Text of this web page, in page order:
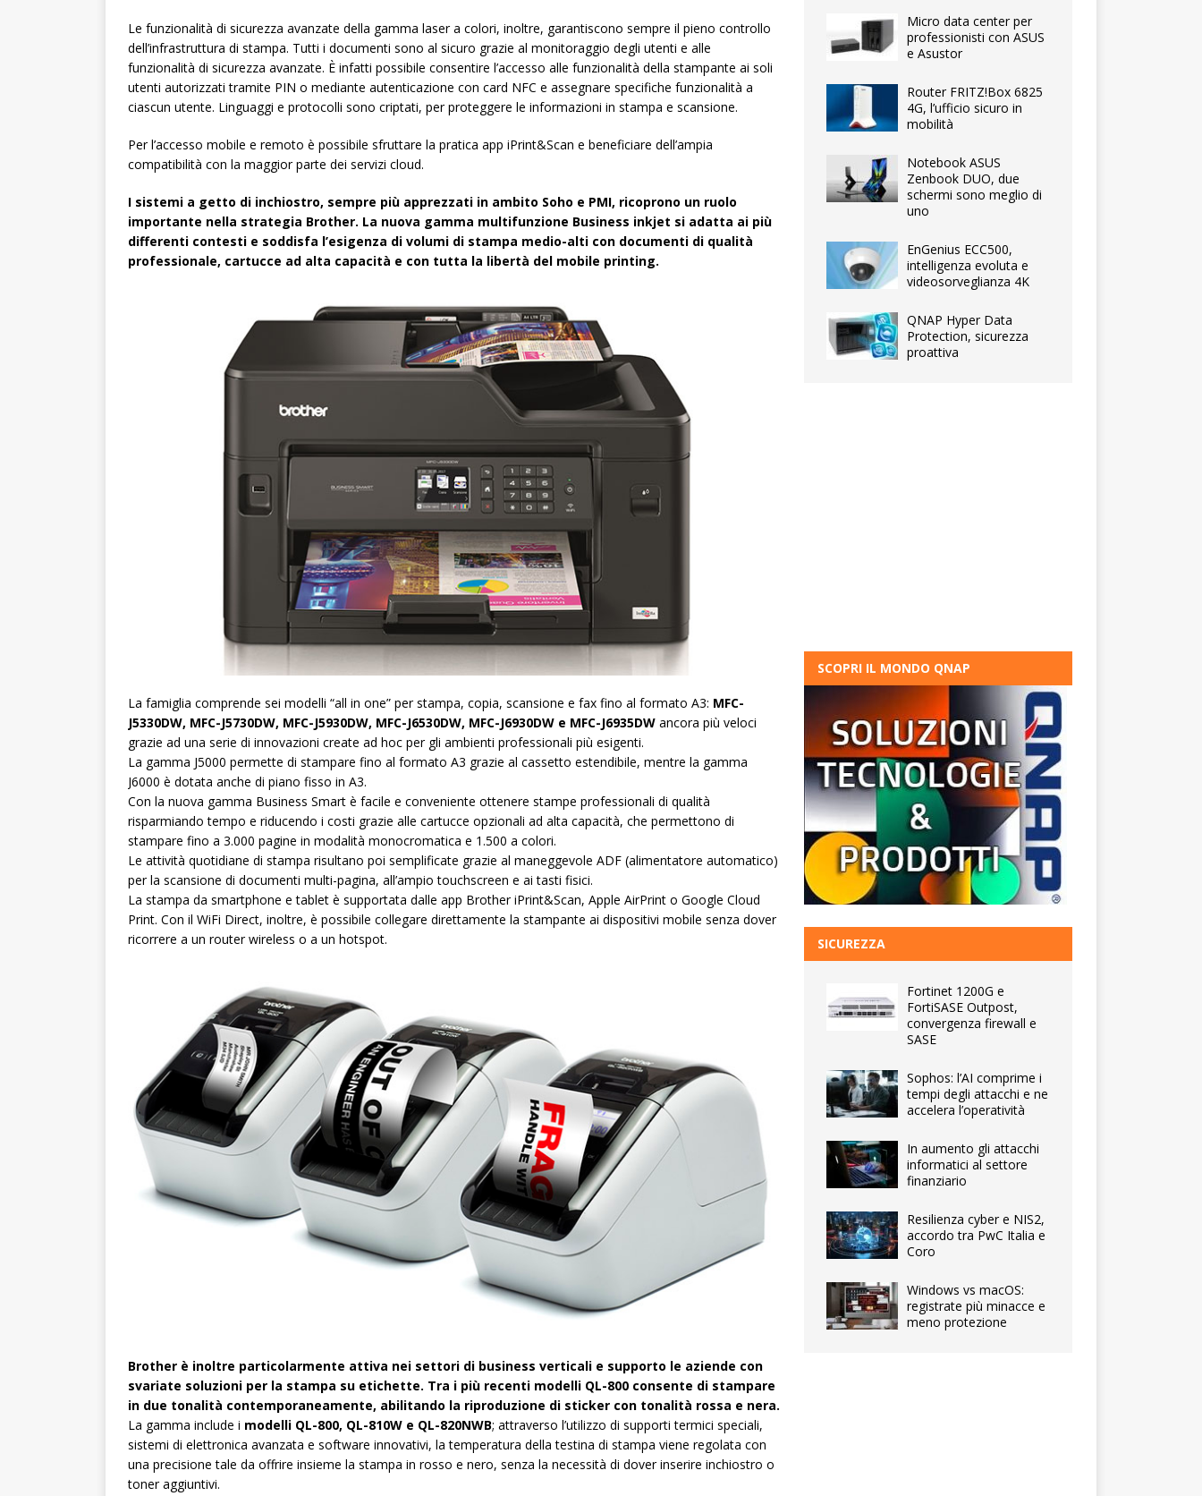
Le funzionalità di sicurezza avanzate della gamma laser a colori, inoltre, garantiscono sempre il pieno controllo
dell’infrastruttura di stampa. Tutti i documenti sono al sicuro grazie al monitoraggio degli utenti e alle
funzionalità di sicurezza avanzate. È infatti possibile consentire l’accesso alle funzionalità della stampante ai soli
utenti autorizzati tramite PIN o mediante autenticazione con card NFC e assegnare specifiche funzionalità a
ciascun utente. Linguaggi e protocolli sono criptati, per proteggere le informazioni in stampa e scansione.
Per l’accesso mobile e remoto è possibile sfruttare la pratica app iPrint&Scan e beneficiare dell’ampia
compatibilità con la maggior parte dei servizi cloud.
I sistemi a getto di inchiostro, sempre più apprezzati in ambito Soho e PMI, ricoprono un ruolo
importante nella strategia Brother. La nuova gamma multifunzione Business inkjet si adatta ai più
differenti contesti e soddisfa l’esigenza di volumi di stampa medio-alti con documenti di qualità
professionale, cartucce ad alta capacità e con tutta la libertà del mobile printing.
La famiglia comprende sei modelli “all in one” per stampa, copia, scansione e fax fino al formato A3: MFC-
J5330DW, MFC-J5730DW, MFC-J5930DW, MFC-J6530DW, MFC-J6930DW e MFC-J6935DW ancora più veloci
grazie ad una serie di innovazioni create ad hoc per gli ambienti professionali più esigenti.
La gamma J5000 permette di stampare fino al formato A3 grazie al cassetto estendibile, mentre la gamma
J6000 è dotata anche di piano fisso in A3.
Con la nuova gamma Business Smart è facile e conveniente ottenere stampe professionali di qualità
risparmiando tempo e riducendo i costi grazie alle cartucce opzionali ad alta capacità, che permettono di
stampare fino a 3.000 pagine in modalità monocromatica e 1.500 a colori.
Le attività quotidiane di stampa risultano poi semplificate grazie al maneggevole ADF (alimentatore automatico)
per la scansione di documenti multi-pagina, all’ampio touchscreen e ai tasti fisici.
La stampa da smartphone e tablet è supportata dalle app Brother iPrint&Scan, Apple AirPrint o Google Cloud
Print. Con il WiFi Direct, inoltre, è possibile collegare direttamente la stampante ai dispositivi mobile senza dover
ricorrere a un router wireless o a un hotspot.
Brother è inoltre particolarmente attiva nei settori di business verticali e supporto le aziende con
svariate soluzioni per la stampa su etichette. Tra i più recenti modelli QL-800 consente di stampare
in due tonalità contemporaneamente, abilitando la riproduzione di sticker con tonalità rossa e nera.
La gamma include i modelli QL-800, QL-810W e QL-820NWB; attraverso l’utilizzo di supporti termici speciali,
sistemi di elettronica avanzata e software innovativi, la temperatura della testina di stampa viene regolata con
una precisione tale da offrire insieme la stampa in rosso e nero, senza la necessità di dover inserire inchiostro o
toner aggiuntivi.
Micro data center per
professionisti con ASUS
e Asustor
Router FRITZ!Box 6825
4G, l’ufficio sicuro in
mobilità
Notebook ASUS
Zenbook DUO, due
schermi sono meglio di
uno
EnGenius ECC500,
intelligenza evoluta e
videosorveglianza 4K
QNAP Hyper Data
Protection, sicurezza
proattiva
SCOPRI IL MONDO QNAP
SICUREZZA
Fortinet 1200G e
FortiSASE Outpost,
convergenza firewall e
SASE
Sophos: l’AI comprime i
tempi degli attacchi e ne
accelera l’operatività
In aumento gli attacchi
informatici al settore
finanziario
Resilienza cyber e NIS2,
accordo tra PwC Italia e
Coro
Windows vs macOS:
registrate più minacce e
meno protezione